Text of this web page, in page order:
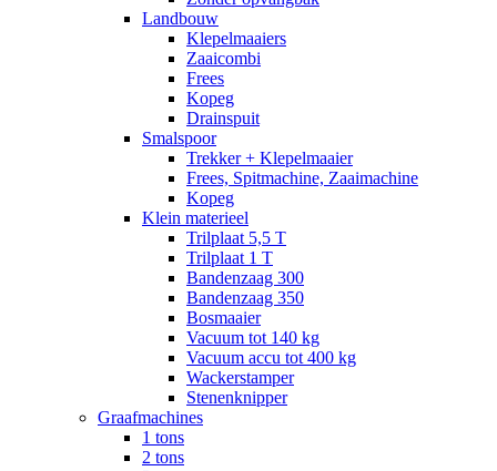
Landbouw
Klepelmaaiers
Zaaicombi
Frees
Kopeg
Drainspuit
Smalspoor
Trekker + Klepelmaaier
Frees, Spitmachine, Zaaimachine
Kopeg
Klein materieel
Trilplaat 5,5 T
Trilplaat 1 T
Bandenzaag 300
Bandenzaag 350
Bosmaaier
Vacuum tot 140 kg
Vacuum accu tot 400 kg
Wackerstamper
Stenenknipper
Graafmachines
1 tons
2 tons